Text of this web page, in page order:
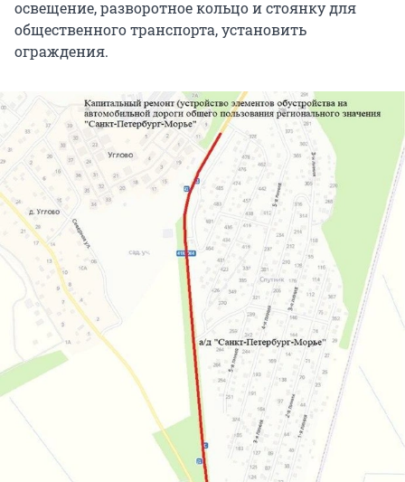
освещение, разворотное кольцо и стоянку для
общественного транспорта, установить
ограждения.